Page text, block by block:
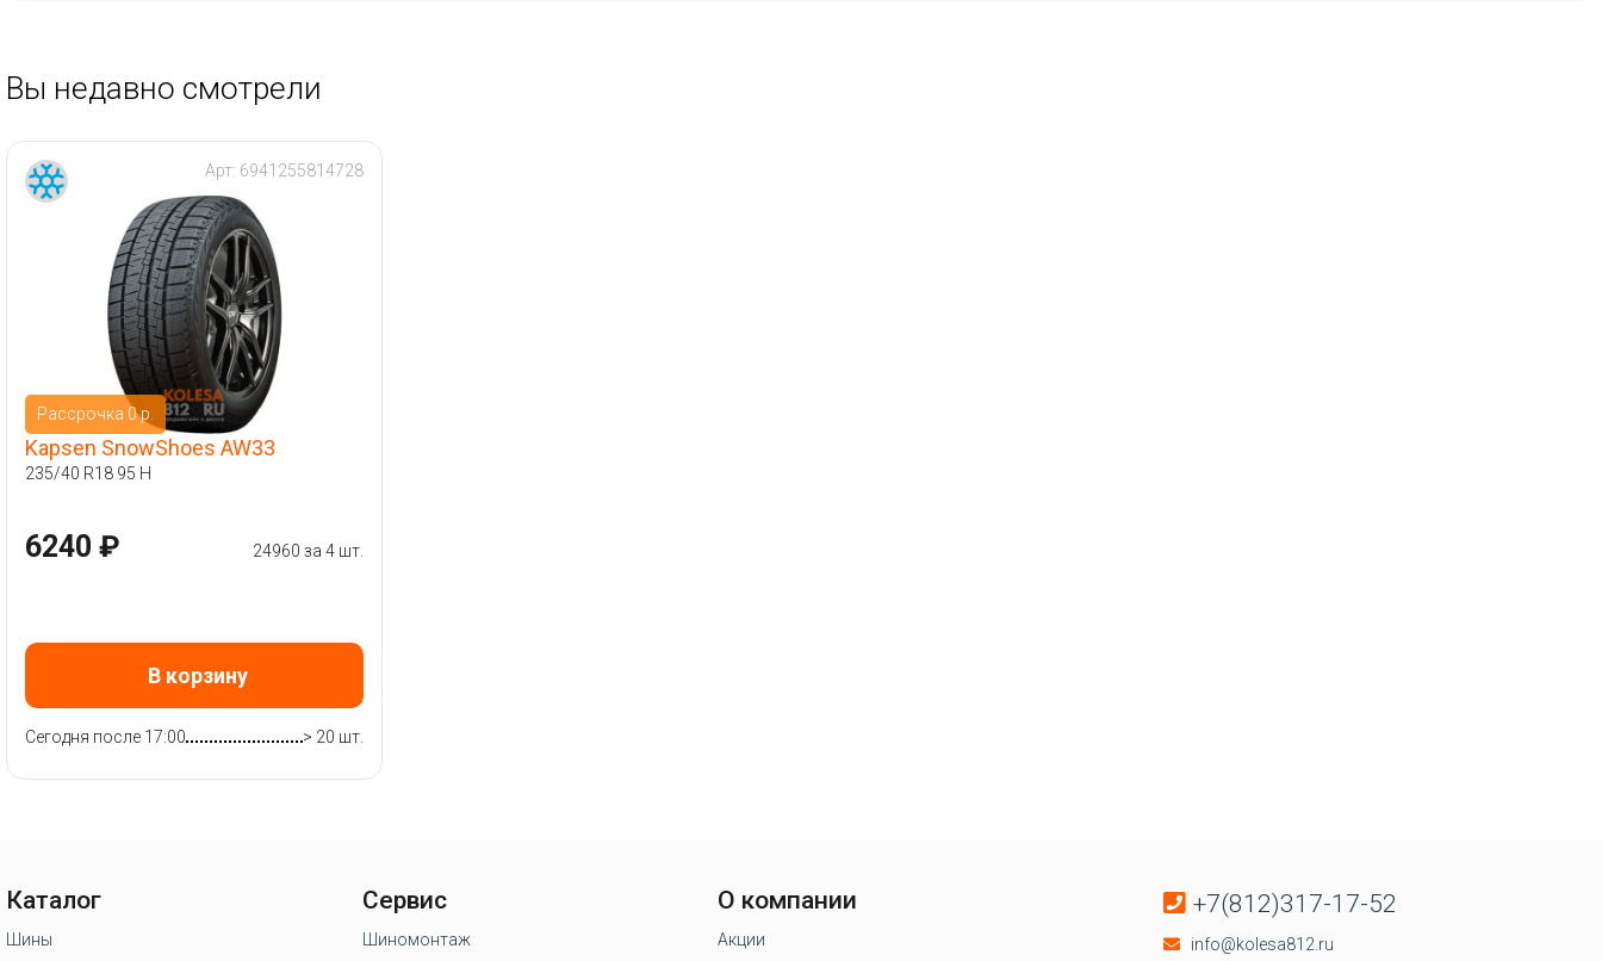
Вы недавно смотрели
Рассрочка 0 р.
Арт: 6941255814728
Kapsen SnowShoes AW33
235/40 R18 95 H
6240 ₽ 24960 за 4 шт.
В корзину
Сегодня после 17:00 > 20 шт.
Каталог
Шины
Сервис
Шиномонтаж
О компании
Акции
+7(812)317-17-52
info@kolesa812.ru